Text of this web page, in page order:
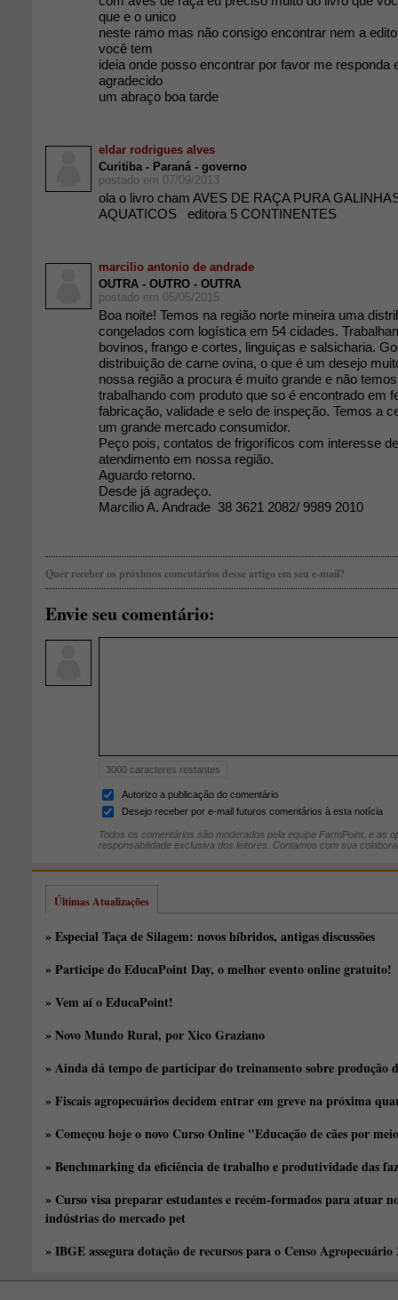
que e o unico
neste ramo mas não consigo encontrar nem a
você tem
ideia onde posso encontrar por favor me responda
agradecido
um abraço boa tarde
eldar rodrigues alves
Curitiba - Paraná - governo
postado em 07/09/2013
ola o livro cham AVES DE RAÇA PURA
AQUATICOS editora 5 CONTINENTES
marcilio antonio de andrade
OUTRA - OUTRO - OUTRA
postado em 05/05/2015
Boa noite! Temos na região norte mineira uma
congelados com logística em 54 cidades.
bovinos, frango e cortes, linguiças e salsicharia.
distribuição de carne ovina, o que é um desejo
nossa região a procura é muito grande e não
trabalhando com produto que so é encontrado em
fabricação, validade e selo de inspeção. Temos a
um grande mercado consumidor.
Peço pois, contatos de frigoríficos com interesse
atendimento em nossa região.
Aguardo retorno.
Desde já agradeço.
Marcilio A. Andrade 38 3621 2082/ 9989 2010
Quer receber os próximos comentários desse artigo em seu e-mail?
Envie seu comentário:
3000 caracteres restantes
Autorizo a publicação do comentário
Desejo receber por e-mail futuros comentários à esta notícia
Todos os comentários são moderados pela equipe FarmPoint, e as
responsabilidade exclusiva dos leitores. Contamos com sua
Últimas Atualizações
» Especial Taça de Silagem: novos híbridos, antigas discussões
» Participe do EducaPoint Day, o melhor evento online gratuito!
» Vem aí o EducaPoint!
» Novo Mundo Rural, por Xico Graziano
» Ainda dá tempo de participar do treinamento sobre produção
» Fiscais agropecuários decidem entrar em greve na próxima
» Começou hoje o novo Curso Online "Educação de cães por
» Benchmarking da eficiência de trabalho e produtividade das
» Curso visa preparar estudantes e recém-formados para atuar
indústrias do mercado pet
» IBGE assegura dotação de recursos para o Censo Agropecuário